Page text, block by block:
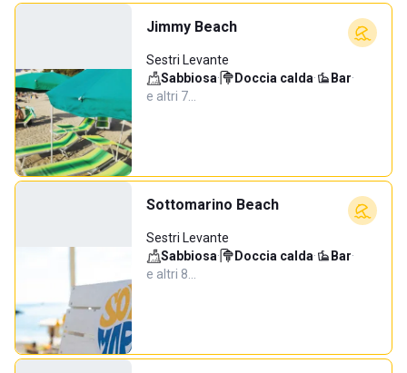
Jimmy Beach
Sestri Levante
Sabbiosa· Doccia calda· Bar·
e altri 7…
Sottomarino Beach
Sestri Levante
Sabbiosa· Doccia calda· Bar·
e altri 8…